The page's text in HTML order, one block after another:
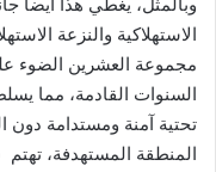
الاستهلاكية والنزعة
مجموعة العشرين الضوء
السنوات القادمة، مما
تحتية آمنة ومستدامة دون
المنطقة المستهدفة، تهتم